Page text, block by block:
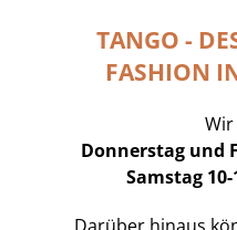
TANGO -
FASHION
Donnerstag und
Samstag